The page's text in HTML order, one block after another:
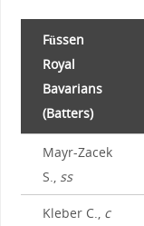
Füssen
Royal
Bavarians
(Batters)
Mayr-Zacek
S., ss
Kleber C., c